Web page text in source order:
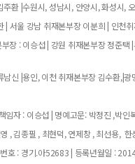
환 |수원시, 성남시, 안양시, 화성시,
| 서울 강남 취재본부장 이분희 | 인
장 : 이승섭 | 강원 취재본부장 정준
신 |용인, 이천 취재본부장 김수환,|
임자 : 이승섭 | 명예고문: 박정진 ,박
, 김종필 , 최현덕, 연제창 , 최선용,
호 : 경기.아52683 | 등록년월일 :